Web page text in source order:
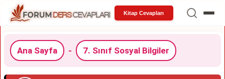
Kitap Cevapları
Ana Sayfa - 7. Sınıf Sosyal Bilgiler